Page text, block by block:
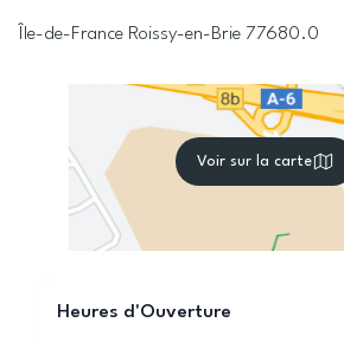
Île-de-France Roissy-en-Brie 77680.0
Voir sur la carte
Heures d'Ouverture